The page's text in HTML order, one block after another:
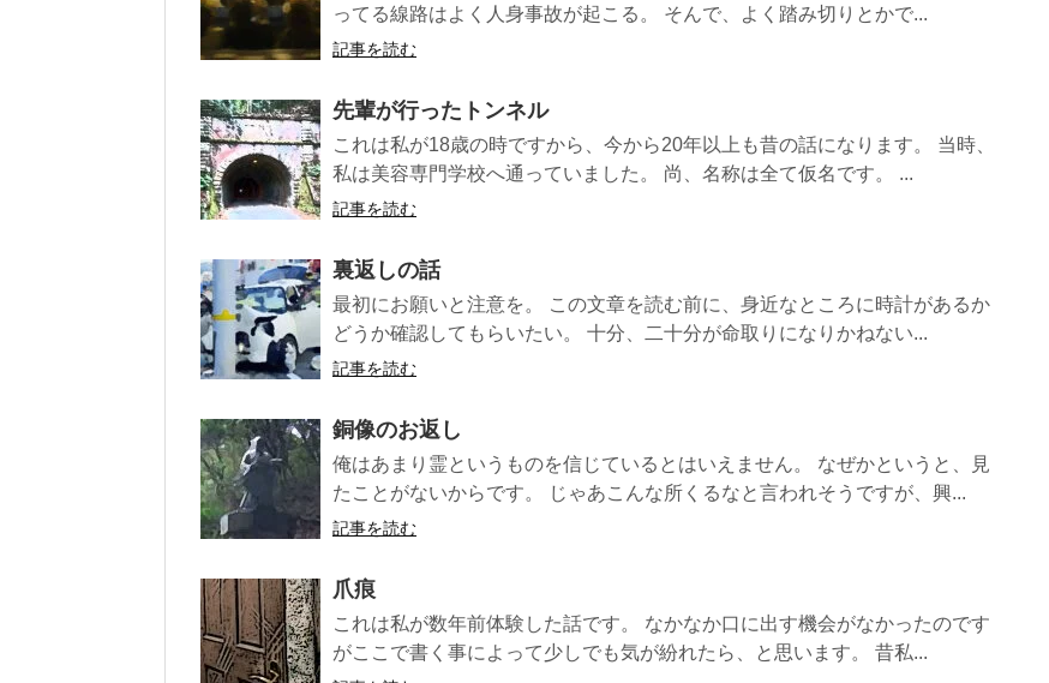
ってる線路はよく人身事故が起こる。 そんで、よく踏み切りとかで...
記事を読む
先輩が行ったトンネル
これは私が18歳の時ですから、今から20年以上も昔の話になります。 当時、
私は美容専門学校へ通っていました。 尚、名称は全て仮名です。 ...
記事を読む
裏返しの話
最初にお願いと注意を。 この文章を読む前に、身近なところに時計があるか
どうか確認してもらいたい。 十分、二十分が命取りになりかねない...
記事を読む
銅像のお返し
俺はあまり霊というものを信じているとはいえません。 なぜかというと、見
たことがないからです。 じゃあこんな所くるなと言われそうですが、興...
記事を読む
爪痕
これは私が数年前体験した話です。 なかなか口に出す機会がなかったのです
がここで書く事によって少しでも気が紛れたら、と思います。 昔私...